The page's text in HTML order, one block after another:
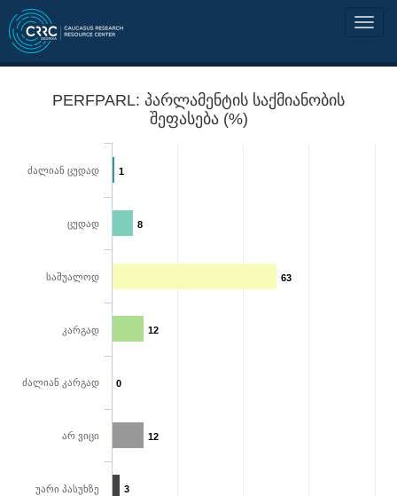
PERFPARL: პარლამენტის საქმიანობის
შეფასება (%)
1
8
63
12
0
12
3
ძალიან ცუდად
ცუდად
საშუალოდ
კარგად
ძალიან კარგად
არ ვიცი
უარი პასუხზე